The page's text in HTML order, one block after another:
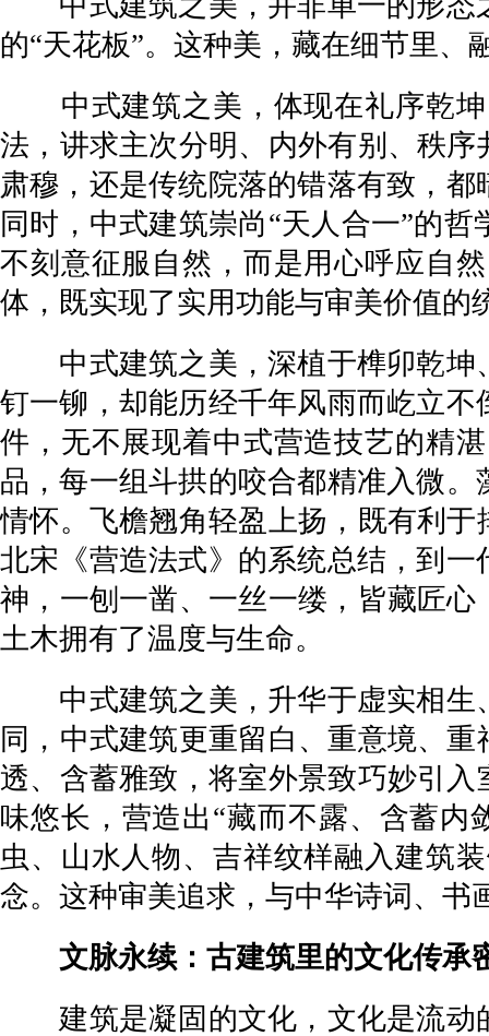
的“天花板”。这种美，藏在细节里
中式建筑之美，体现在礼序乾坤
法，讲求主次分明、内外有别、秩
肃穆，还是传统院落的错落有致，
同时，中式建筑崇尚“天人合一”的
不刻意征服自然，而是用心呼应自
体，既实现了实用功能与审美价值的
中式建筑之美，深植于榫卯乾坤
钉一铆，却能历经千年风雨而屹立
件，无不展现着中式营造技艺的精
品，每一组斗拱的咬合都精准入微
情怀。飞檐翘角轻盈上扬，既有利
北宋《营造法式》的系统总结，到
神，一刨一凿、一丝一缕，皆藏匠
土木拥有了温度与生命。
中式建筑之美，升华于虚实相生
同，中式建筑更重留白、重意境、
透、含蓄雅致，将室外景致巧妙引
味悠长，营造出“藏而不露、含蓄
虫、山水人物、吉祥纹样融入建筑
念。这种审美追求，与中华诗词、书
文脉永续：古建筑里的文化传承
建筑是凝固的文化，文化是流动